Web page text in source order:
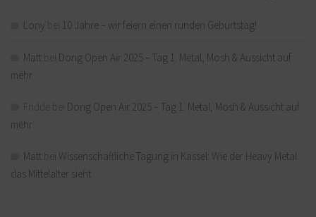
Lony 10 Jahre – wir feiern einen runden Geburtstag!
Matt
Dong Open Air 2025 – Tag 1: Metal, Mosh & Aussicht auf
mehr
Dong Open Air 2025 – Tag 1: Metal, Mosh & Aussicht auf
mehr
Matt
Wissenschaftliche Tagung in Kassel: Wie der Heavy Metal
das Mittelalter sieht